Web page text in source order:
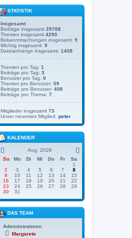
STATISTIK
Insgesamt
Beiträge insgesamt 29788
Themen insgesamt 4290
Bekanntmachungen insgesamt: 9
Wichtig insgesamt: 9
Dateianhänge insgesamt: 1408
Themen pro Tag: 1
Beiträge pro Tag: 3
Benutzer pro Tag: 0
Themen pro Benutzer: 59
Beiträge pro Benutzer: 408
Beiträge pro Thema: 7
Mitglieder insgesamt 73
Unser neuestes Mitglied: peter
KALENDER
Aug. 2026
So
Mo Di Mi Do Fr
Sa
1
2
3 4 5 6 7
8
9
10 11 12 13 14
15
16
17 18 19 20 21
22
23
24 25 26 27 28
29
30
31
DAS TEAM
Administratoren
Margarete